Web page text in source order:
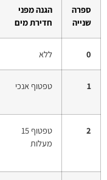
ספרה
שנייה
הגנה מפני
חדירת מים
0 ללא
1 טפטוף אנכי
2
טפטוף 15
מעלות